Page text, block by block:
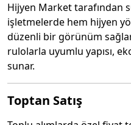
Hijyen Market tarafından
işletmelerde hem hijyen
düzenli bir görünüm
rulolarla uyumlu yapısı,
sunar.
Toptan Satış